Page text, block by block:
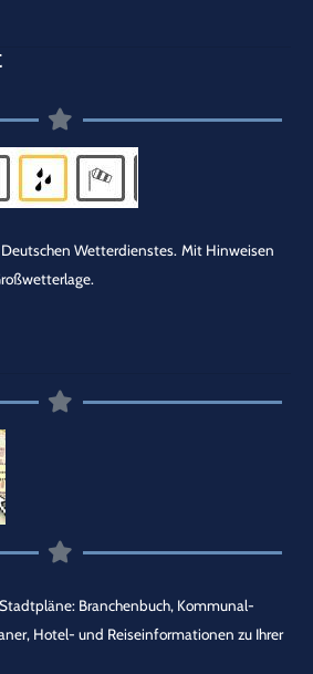
Wetterdienstes. Mit Hinweisen
Branchenbuch, Kommunal-
Hotel- und Reiseinformationen zu Ihrer